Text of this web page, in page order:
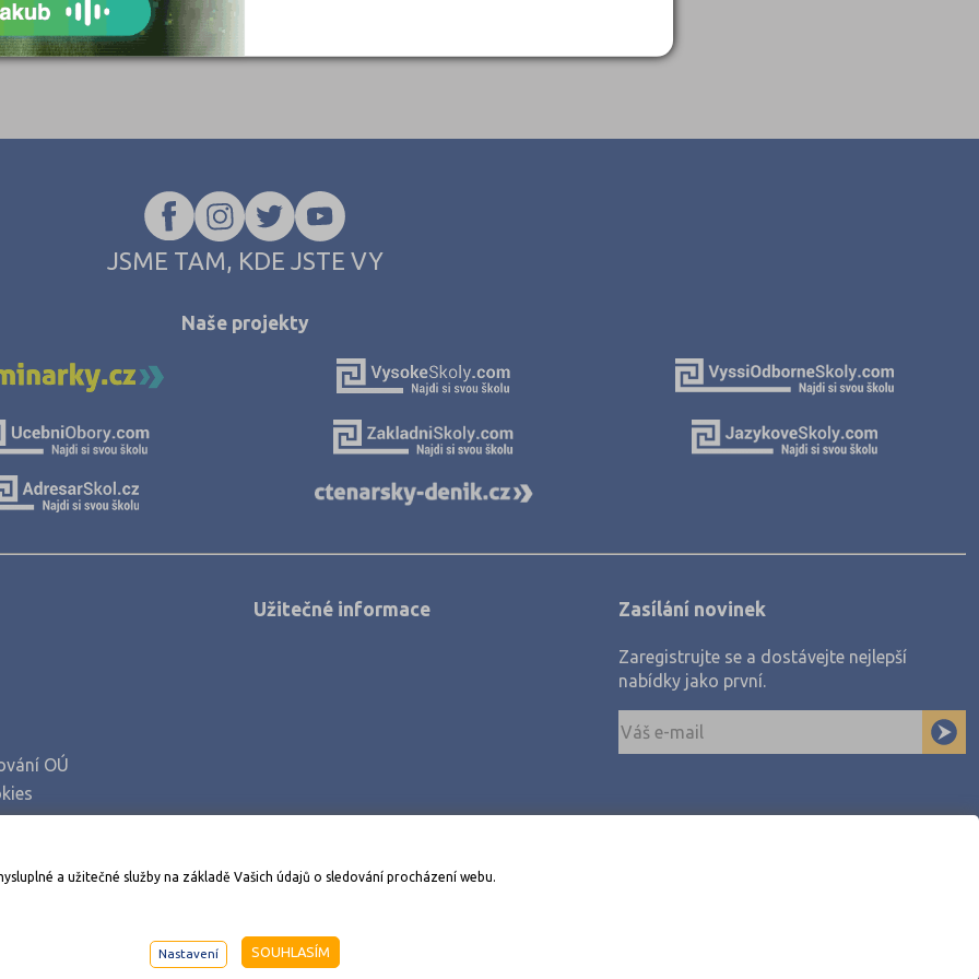
JSME TAM, KDE JSTE VY
Naše projekty
OÚ
Stáhněte si aplikaci Adresář škol
Užitečné informace Zasílání novinek
Zaregistrujte se a dostávejte nejlepší
nabídky jako první.
AMOS KamPoMaturite.cz, s.r.o., stránky vytvořilo
a užitečné služby na základě Vašich údajů o sledování procházení webu.
Nastavení SOUHLASÍM